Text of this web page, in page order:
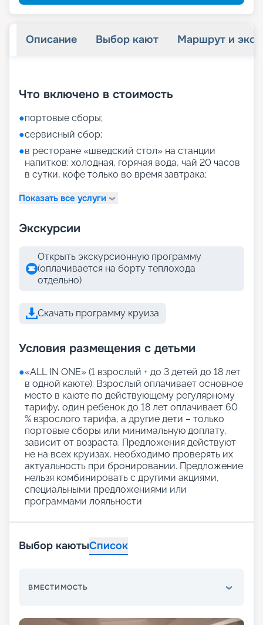
Описание Выбор кают Маршрут и
Что включено в стоимость
●портовые сборы;
●сервисный сбор;
●в ресторане «шведский стол» на станции
напитков: холодная, горячая вода, чай 20 часов
в сутки, кофе только во время завтрака;
Показать все услуги
Экскурсии
Открыть экскурсионную программу
(оплачивается на борту теплохода
отдельно)
Скачать программу круиза
Условия размещения с детьми
●«АLL IN ONE» (1 взрослый + до 3 детей до 18 лет
в одной каюте): Взрослый оплачивает основное
место в каюте по действующему регулярному
тарифу, один ребенок до 18 лет оплачивает 60
% взрослого тарифа, а другие дети – только
портовые сборы или минимальную доплату,
зависит от возраста. Предложения действуют
не на всех круизах, необходимо проверять их
актуальность при бронировании. Предложение
нельзя комбинировать с другими акциями,
специальными предложениями или
программами лояльности
Выбор каютыСписок
ВМЕСТИМОСТЬ